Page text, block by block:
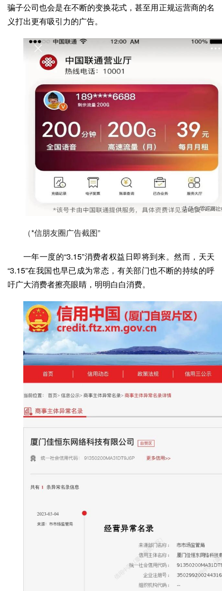
骗子公司也会是在不断的变换花式，甚至用正规运营商的名
义打出更有吸引力的广告。
（*信朋友圈广告截图”
一年一度的“3.15”消费者权益日即将到来。然而，天天
“3.15”在我国也早已成为常态，有关部门也不断的持续的呼
吁广大消费者擦亮眼睛，明明白白消费。